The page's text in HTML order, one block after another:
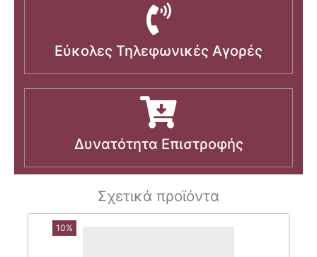
Εύκολες Τηλεφωνικές Αγορές
Δυνατότητα Επιστροφής
Σχετικά προϊόντα
10%